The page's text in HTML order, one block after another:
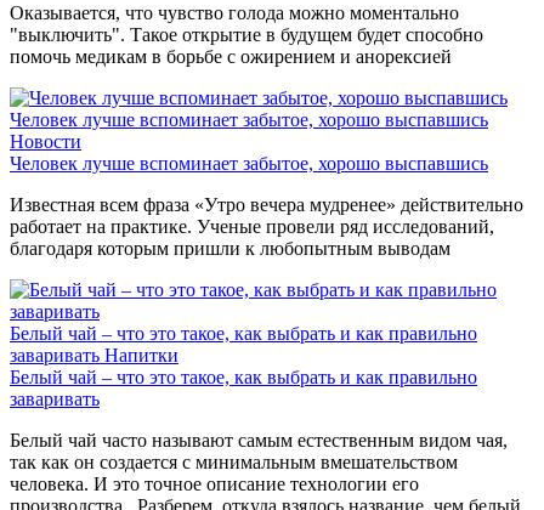
Оказывается, что чувство голода можно моментально
"выключить". Такое открытие в будущем будет способно
помочь медикам в борьбе с ожирением и анорексией
Человек лучше вспоминает забытое, хорошо выспавшись
Новости
Человек лучше вспоминает забытое, хорошо выспавшись
Известная всем фраза «Утро вечера мудренее» действительно
работает на практике. Ученые провели ряд исследований,
благодаря которым пришли к любопытным выводам
Белый чай – что это такое, как выбрать и как правильно
заваривать Напитки
Белый чай – что это такое, как выбрать и как правильно
заваривать
Белый чай часто называют самым естественным видом чая,
так как он создается с минимальным вмешательством
человека. И это точное описание технологии его
производства. Разберем, откуда взялось название, чем белый